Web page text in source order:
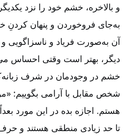
و بالاخره‌، خشم خود را نزد
به‌جای فروخوردن و پنهان کردنِ
آن به‌صورت فریاد و ناسزاگویی
دیگر، بهتر است وقتی احساس
خشم در وجودمان در شرف
شخص مقابل با آرامی بگوییم‌:‌
هستم‌. اجازه بده در این مورد
تا حد زیادی منطقی هستند و